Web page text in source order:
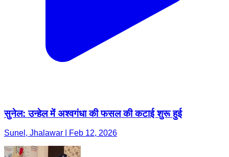
सुनेल: उन्हेल में अश्वगंधा की फसल की कटाई शुरू हुई
Sunel, Jhalawar | Feb 12, 2026